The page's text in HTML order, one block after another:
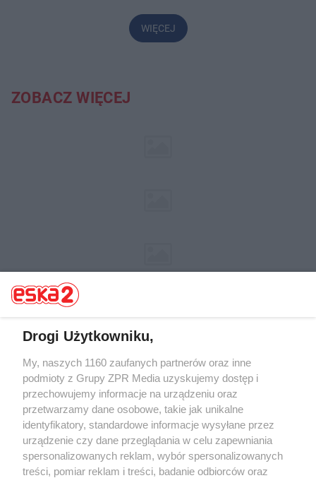
WIĘCEJ
ZOBACZ WIĘCEJ
Żaden utwór zamieszczony w serwisie nie może być powielany i
rozpowszechniany lub dalej rozpowszechniany w jakikolwiek sposób (w
tym także elektroniczny lub mechaniczny) na jakimkolwiek polu
eksploatacji w jakiejkolwiek formie, włącznie z umieszczaniem w
Internecie bez pisemnej zgody właściciela praw. Jakiekolwiek użycie lub
wykorzystanie utworów w całości lub w części z naruszeniem prawa,
tzn. bez właściwej zgody, jest zabronione pod groźbą kary i może być
ścigane prawnie.
Drogi Użytkowniku,
My, naszych 1160 zaufanych partnerów oraz inne
podmioty z Grupy ZPR Media uzyskujemy dostęp i
przechowujemy informacje na urządzeniu oraz
przetwarzamy dane osobowe, takie jak unikalne
identyfikatory, standardowe informacje wysyłane przez
urządzenie czy dane przeglądania w celu zapewniania
spersonalizowanych reklam, wybór spersonalizowanych
treści, pomiar reklam i treści, badanie odbiorców oraz